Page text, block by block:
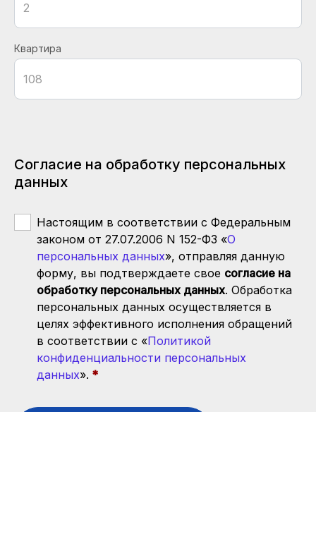
Квартира
Согласие на обработку персональных
данных
Настоящим в соответствии с Федеральным
законом от 27.07.2006 N 152-ФЗ «О
персональных данных», отправляя данную
форму, вы подтверждаете свое согласие на
обработку персональных данных. Обработка
персональных данных осуществляется в
целях эффективного исполнения обращений
в соответствии с «Политикой
конфиденциальности персональных
данных».